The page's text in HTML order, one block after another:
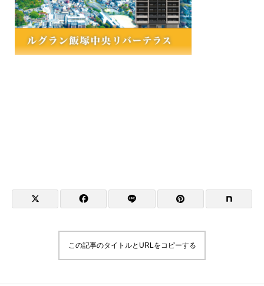
この記事のタイトルとURLをコピーする